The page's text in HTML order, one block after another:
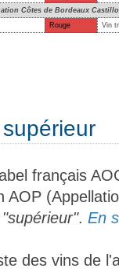
Côtes de Bordeaux
Rouge Vin
français
AOP
"supérieur". En
des vins de